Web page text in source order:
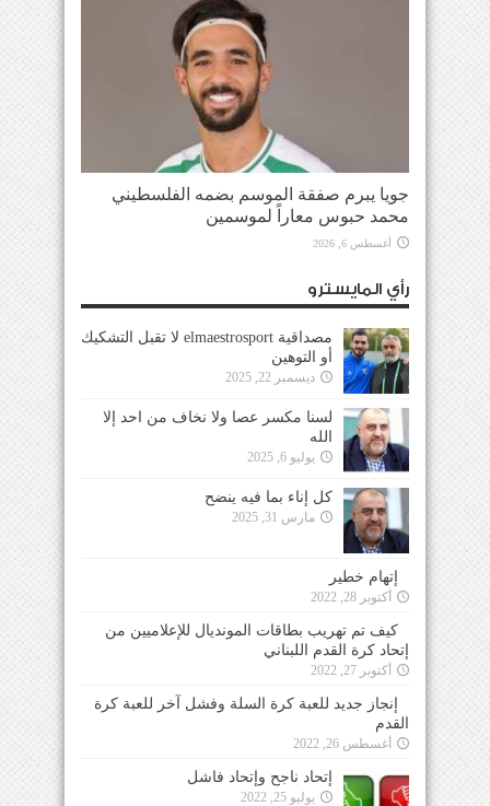
جويا يبرم صفقة الموسم بضمه الفلسطيني
محمد حبوس معاراً لموسمين
أغسطس 6, 2026
رأي المايسترو
مصداقية elmaestrosport لا تقبل التشكيك
أو التوهين
ديسمبر 22, 2025
لسنا مكسر عصا ولا نخاف من احد إلا
الله
يوليو 6, 2025
كل إناء بما فيه ينضح
مارس 31, 2025
إتهام خطير
أكتوبر 28, 2022
كيف تم تهريب بطاقات المونديال للإعلاميين من
إتحاد كرة القدم اللبناني
أكتوبر 27, 2022
إنجاز جديد للعبة كرة السلة وفشل آخر للعبة كرة
القدم
أغسطس 26, 2022
إتحاد ناجح وإتحاد فاشل
يوليو 25, 2022